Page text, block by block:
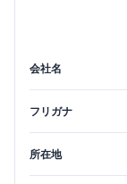
会社名
フリガナ
所在地